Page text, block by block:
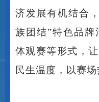
济发展有机结合
族团结”特色品
体观赛等形式，
民生温度，以赛